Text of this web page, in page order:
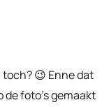
😉 Enne dat
de foto’s gemaakt